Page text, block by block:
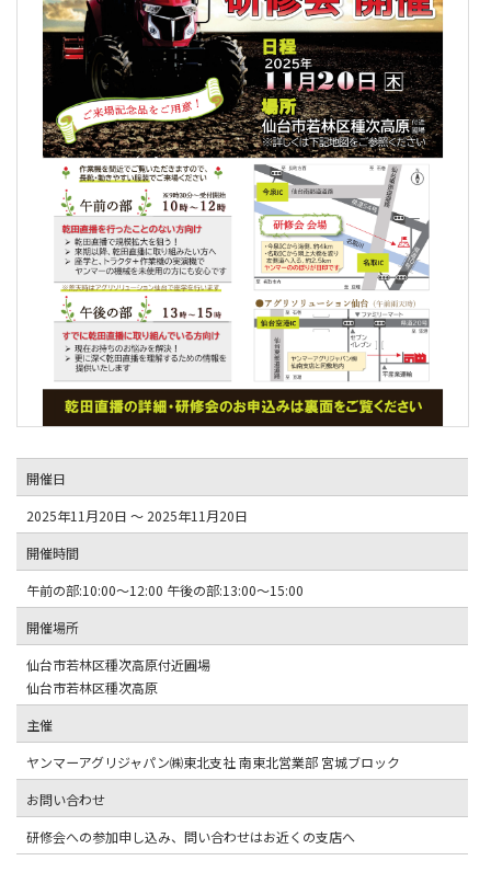
開催日
2025年11月20日 ～ 2025年11月20日
開催時間
午前の部:10:00～12:00 午後の部:13:00～15:00
開催場所
仙台市若林区種次高原付近圃場
仙台市若林区種次高原
主催
ヤンマーアグリジャパン㈱東北支社 南東北営業部 宮城ブロック
お問い合わせ
研修会への参加申し込み、問い合わせはお近くの支店へ